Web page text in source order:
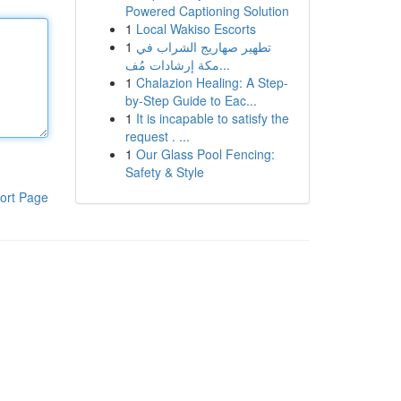
Page
Powered Captioning Solution
1 Local Wakiso Escorts
1 تطهير صهاريج الشراب في
مكة إرشادات مُف...
1 Chalazion Healing: A Step-
by-Step Guide to Eac...
1 It is incapable to satisfy the
request . ...
1 Our Glass Pool Fencing:
Safety & Style